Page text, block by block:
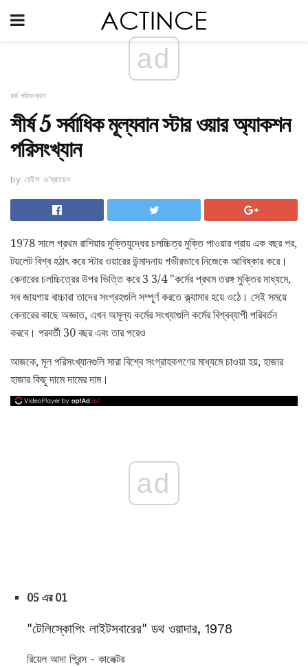
ad
কর্ম পরিসংখ্যান
শীর্ষ 5 সর্বাধিক মূল্যবান স্টার ওয়ার অ্যাকশন
পরিসংখ্যান
by রেইস ও'ব্রায়েন
1978 সালে প্রথম রাশিয়ার মুক্তিযুদ্ধের চলচ্চিত্র মুক্তি পাওয়ার প্রায় এক বছর পর,
টয়লেট বিশ্ব হঠাৎ করে স্টার ওয়ারের উন্মাদনায় গভীরভাবে নিজেকে আবিষ্কার করে।
কেনারের চলচ্চিত্রের উপর ভিত্তি করে 3 3/4 "কর্মের প্রথম তরঙ্গ মুক্তির মাধ্যমে,
সব জায়গায় বাচ্চারা তাদের সংগ্রহগুলি সম্পূর্ণ করতে ক্ল্যামার হয়ে ওঠে। সেই সময়ে
কেনারের কাছে অজ্ঞাত, এখন অমূল্য কর্মের সংখ্যাগুলি কর্মের বিশ্বব্যাপী পরিবর্তন
করবে। পরবর্তী 30 বছর এবং তার পরেও
আজকে, মূল পরিসংখ্যানগুলি সারা বিশ্বে সংগ্রাহকগণের মাধ্যমে চাওয়া হয়, হাজার
হাজার কিছু দামে দামের দাম।
ad
05 এর 01
"টেলিস্কোপিং লাইটসবারের" ডথ ওয়াদার, 1978
রিয়েল আদা প্রিন্স - কালেক্টর